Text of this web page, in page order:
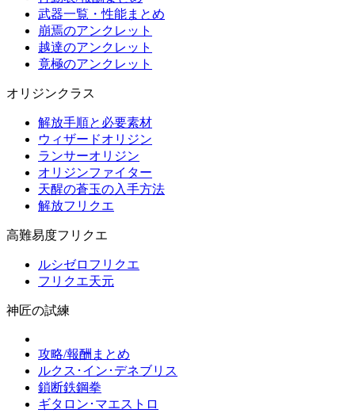
武器一覧・性能まとめ
崩焉のアンクレット
越達のアンクレット
竟極のアンクレット
オリジンクラス
解放手順と必要素材
ウィザードオリジン
ランサーオリジン
オリジンファイター
天醒の蒼玉の入手方法
解放フリクエ
高難易度フリクエ
ルシゼロフリクエ
フリクエ天元
神匠の試練
攻略/報酬まとめ
ルクス･イン･デネブリス
鎖断鉄鋼拳
ギタロン･マエストロ